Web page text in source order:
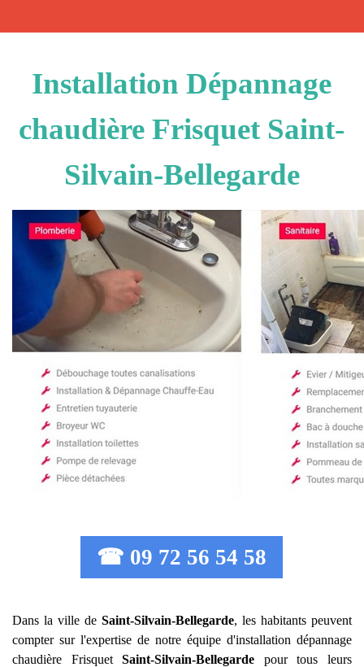
Installation Dépannage
chaudière Frisquet Saint-
Silvain-Bellegarde
☎ 09 72 56 54 58
Dans la ville de Saint-Silvain-Bellegarde, les habitants peuvent
compter sur l'expertise de notre équipe d'installation dépannage
chaudière FrisquetSaint-Silvain-Bellegarde pour tous leurs